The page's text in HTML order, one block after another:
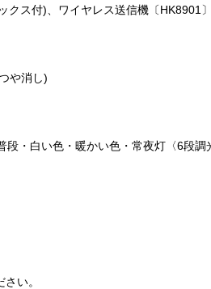
クス付)、ワイヤレス送信機〔HK8901
や消し)
・白い色・暖かい色・常夜灯〈6段調
い。